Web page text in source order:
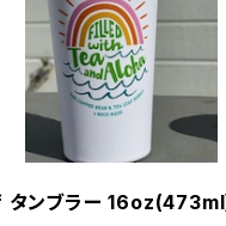
ブラー